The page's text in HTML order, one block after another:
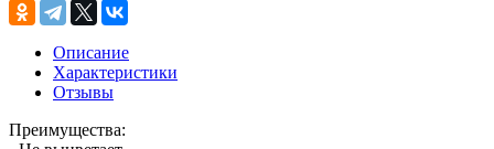
Описание
Характеристики
Отзывы
Преимущества: